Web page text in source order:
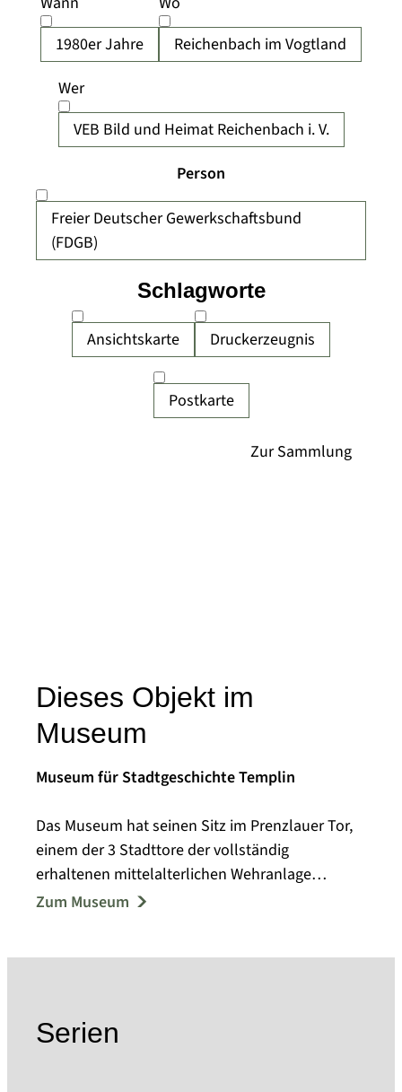
1980er Jahre
Reichenbach im Vogtland
Wer
VEB Bild und Heimat Reichenbach i. V.
Person
Freier Deutscher Gewerkschaftsbund
(FDGB)
Ansichtskarte Druckerzeugnis
Postkarte
Schlagworte
Dieses Objekt im
Museum
Museum für Stadtgeschichte Templin
Das Museum hat seinen Sitz im Prenzlauer Tor,
einem der 3 Stadttore der vollständig
erhaltenen mittelalterlichen Wehranlage
Templins.
Jahren reichte das Spektrum der
Sammeltätigkeit von Alltagsgegenständen,
Zum Museum
Serien